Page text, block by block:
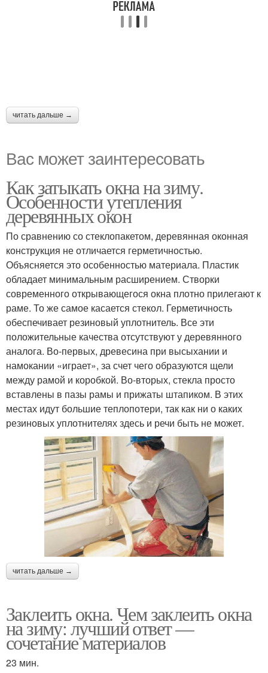
читать дальше →
Вас может заинтересовать
Как затыкать окна на зиму.
Особенности утепления
деревянных окон
По сравнению со стеклопакетом, деревянная оконная
конструкция не отличается герметичностью.
Объясняется это особенностью материала. Пластик
обладает минимальным расширением. Створки
современного открывающегося окна плотно прилегают к
раме. То же самое касается стекол. Герметичность
обеспечивает резиновый уплотнитель. Все эти
положительные качества отсутствуют у деревянного
аналога. Во-первых, древесина при высыхании и
намокании «играет», за счет чего образуются щели
между рамой и коробкой. Во-вторых, стекла просто
вставлены в пазы рамы и прижаты штапиком. В этих
местах идут большие теплопотери, так как ни о каких
резиновых уплотнителях здесь и речи быть не может.
читать дальше →
Заклеить окна. Чем заклеить окна
на зиму: лучший ответ —
сочетание материалов
23 мин.